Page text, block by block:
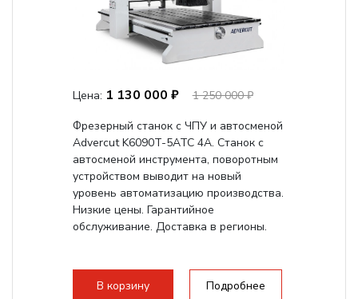
Цена: 1 130 000 ₽
1 250 000 ₽
Фрезерный станок с ЧПУ и автосменой
Advercut K6090T-5ATC 4A. Станок с
автосменой инструмента, поворотным
устройством выводит на новый
уровень автоматизацию производства.
Низкие цены. Гарантийное
обслуживание. Доставка в регионы.
В корзину Подробнее